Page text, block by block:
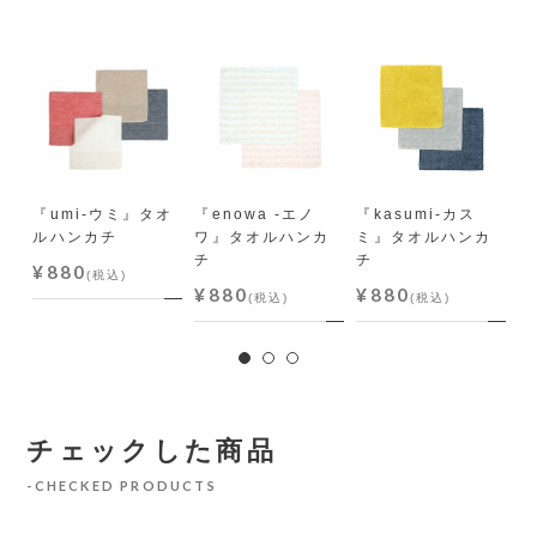
『umi-ウミ』タオ
ルハンカチ
¥880(税込)
『enowa -エノ
ワ』タオルハンカ
チ
¥880(税込)
『kasumi-カス
ミ』タオルハンカ
チ
¥880(税込)
チェックした商品
CHECKED PRODUCTS